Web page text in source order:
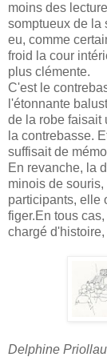
moins des
somptueux de la
eu, comme
froid la cour
plus clémente.
C'est le
l'étonnante
de la robe faisait
la contrebasse.
suffisait de
En revanche, la
minois de
participants, elle
figer.En tous
chargé
Delphine